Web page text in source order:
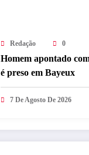
Redação 0
Homem apontado
é preso em Bayeux
7 De Agosto De 2026